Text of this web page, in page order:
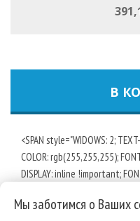
В
<SPAN style="WIDOWS: 2;
COLOR: rgb(255,255,255);
DISPLAY: inline !important;
Мы заботимся о Ваших